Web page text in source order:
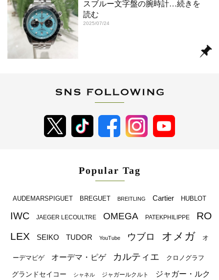
スブルー文字盤の腕時計…続きを
読む
2025/07/24
Popular Tag
AUDEMARSPIGUET BREGUET BREITLING Cartier HUBLOT
IWC JAEGER LECOULTRE OMEGA PATEKPHILIPPE
RO
LEX
SEIKO TUDOR YouTube ウブロ オメガ オ
ーデマピゲ オーデマ・ピゲ カルティエ クロノグラフ
グランドセイコー シャネル ジャガールクルト
ジャガー・ルク